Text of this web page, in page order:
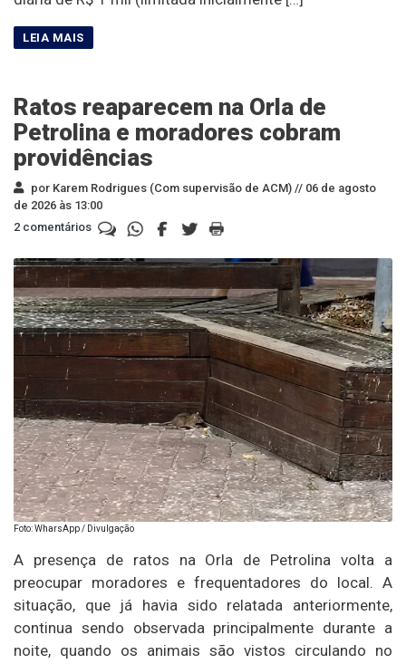
Ratos reaparecem na Orla de
Petrolina e moradores cobram
providências
por Karem Rodrigues (Com supervisão de ACM) // 06 de agosto
de 2026 às 13:00
2 comentários
Foto: WharsApp / Divulgação
A presença de ratos na Orla de Petrolina volta a
preocupar moradores e frequentadores do local. A
situação, que já havia sido relatada anteriormente,
continua sendo observada principalmente durante a
noite, quando os animais são vistos circulando no